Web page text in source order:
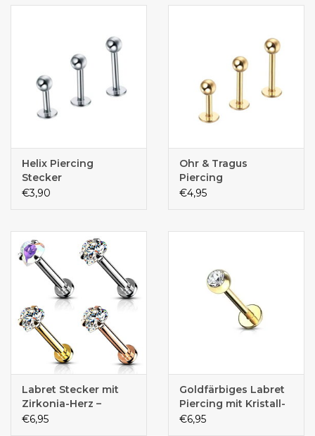
Silber
Helix Piercing
Stecker
€3,90
Ohr & Tragus
Piercing
€4,95
Labret Stecker mit
Zirkonia-Herz –
Innengewinde |
€6,95
Goldfärbiges Labret
Piercing mit Kristall-
Zirkonia –
€6,95